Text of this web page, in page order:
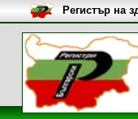
Регистър на